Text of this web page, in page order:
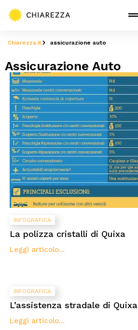
Chiarezza.it assicurazione auto
Assicurazione Auto
INFOGRAFICA
La polizza cristalli di Quixa
Leggi articolo...
INFOGRAFICA
L’assistenza stradale di Quixa
Leggi articolo...